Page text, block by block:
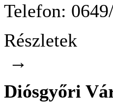
Telefon:
Részletek
→
Diósgyőri